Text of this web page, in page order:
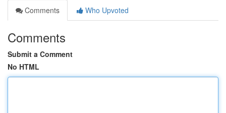
Comments
Who Upvoted
Comments
Submit a Comment
No HTML